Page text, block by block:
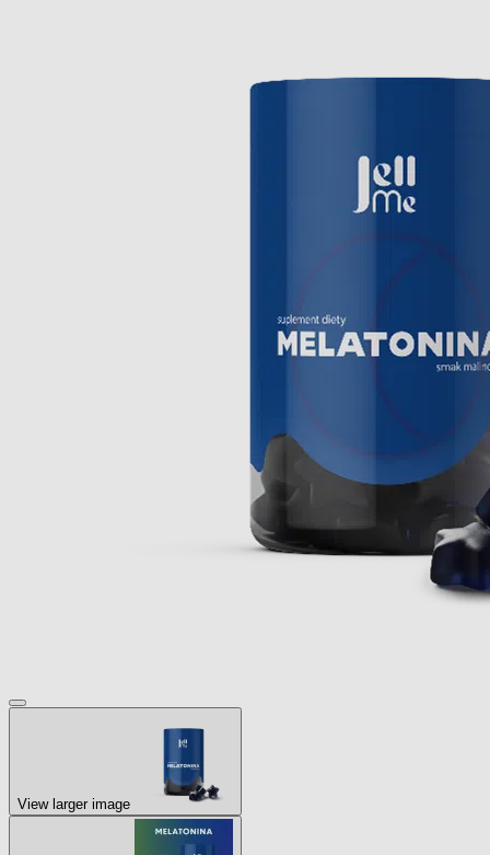
View larger image